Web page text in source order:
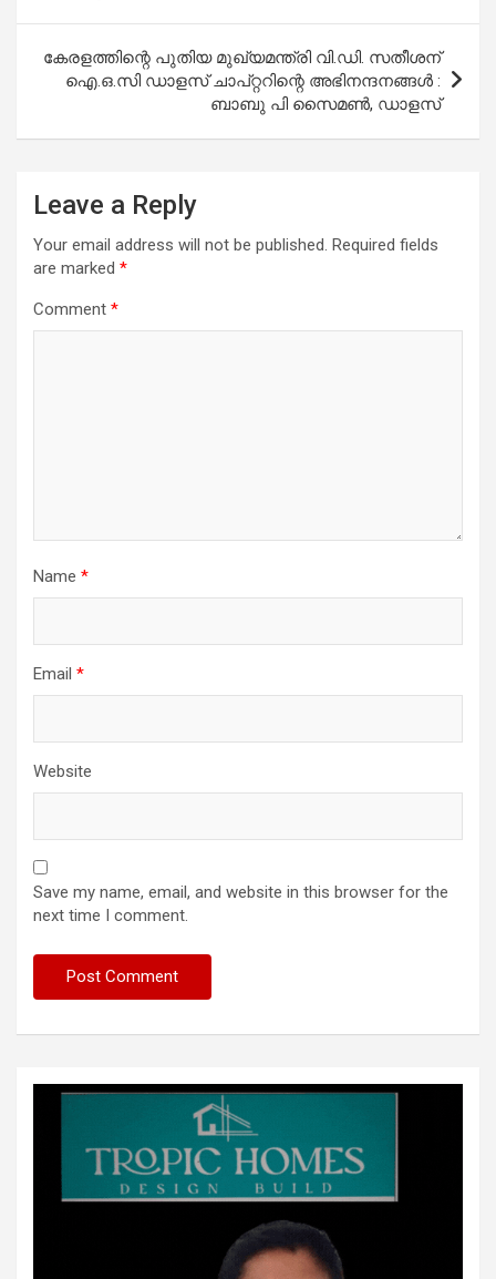
കേരളത്തിന്റെ പുതിയ മുഖ്യമന്ത്രി വി.ഡി. സതീശന്
ഐ.ഒ.സി ഡാളസ് ചാപ്റ്ററിന്റെ അഭിനന്ദനങ്ങൾ :
ബാബു പി സൈമൺ, ഡാളസ്
Leave a Reply
Your email address will not be published. Required fields
are marked *
Comment *
Name *
Email *
Website
Save my name, email, and website in this browser for the
next time I comment.